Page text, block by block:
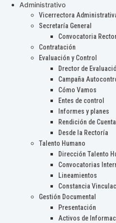
Administrativo
Vicerrectora
Secretaría General
Convocatoria
Contratación
Evaluación y Control
Drector de
Campaña
Cómo Vamos
Entes de control
Informes y planes
Rendición de
Desde la Rectoría
Talento Humano
Dirección Talento
Convocatorias
Lineamientos
Constancia
Gestión Documental
Presentación
Activos de